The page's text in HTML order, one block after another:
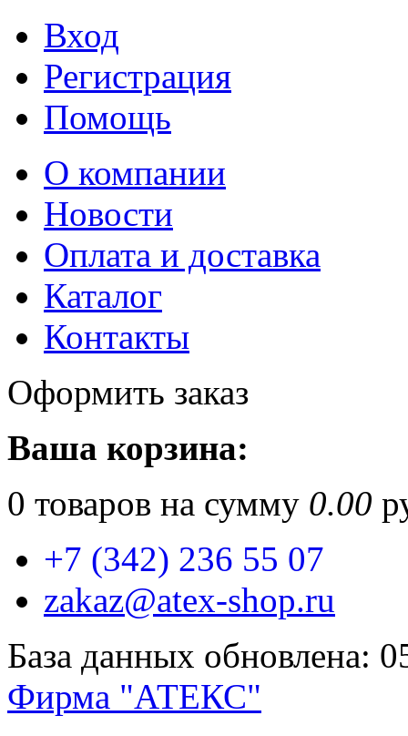
Вход
Регистрация
Помощь
О компании
Новости
Оплата и доставка
Каталог
Контакты
Оформить заказ
Ваша корзина:
0 товаров на сумму 0.00
+7 (342) 236 55 07
zakaz@atex-shop.ru
База данных обновлена:
Фирма "АТЕКС"